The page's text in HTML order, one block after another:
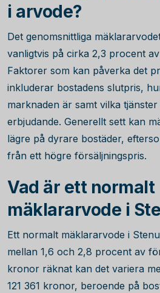
i arvode?
Det genomsnittliga
vanligtvis på cirka 2,3 procent
Faktorer som kan påverka det
inkluderar bostadens slutpris,
marknaden är samt vilka
erbjudande. Generellt sett kan
lägre på dyrare bostäder,
från ett högre försäljningspris.
Vad är ett normalt
mäklararvode i
Ett normalt mäklararvode i
mellan 1,6 och 2,8 procent av
kronor räknat kan det variera
121 361 kronor, beroende på